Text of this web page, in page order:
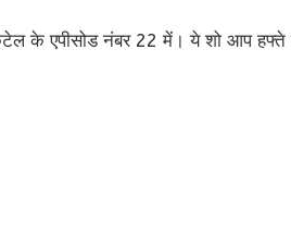
के एपीसोड नंबर 22 में। ये शो आप हफ्ते